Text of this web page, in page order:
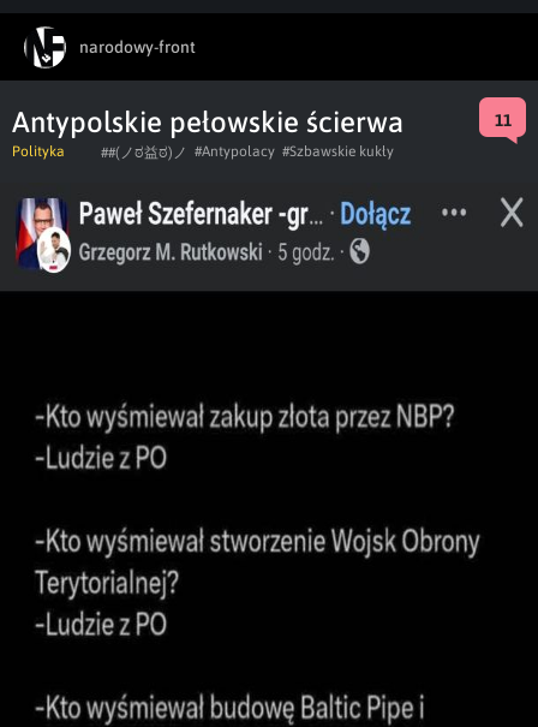
narodowy-front
Antypolskie pełowskie ścierwa 11
Polityka ##(ノಠ益ಠ)ノ #Antypolacy #Szbawskie kukły